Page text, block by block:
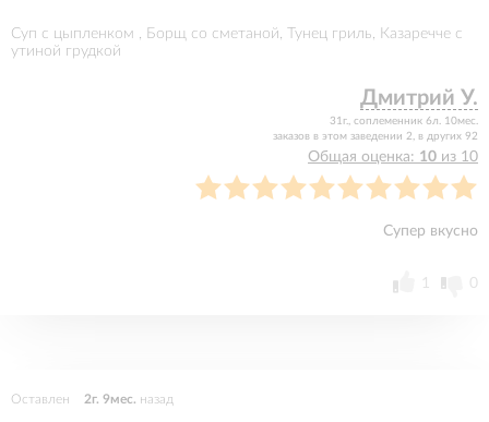
Суп с цыпленком , Борщ со сметаной, Тунец гриль, Казаречче с
утиной грудкой
Дмитрий У.
31г., соплеменник 6л. 10мес.
заказов в этом заведении 2, в других 92
Общая оценка: 10 из 10
Супер вкусно
1 0
Оставлен 2г. 9мес. назад